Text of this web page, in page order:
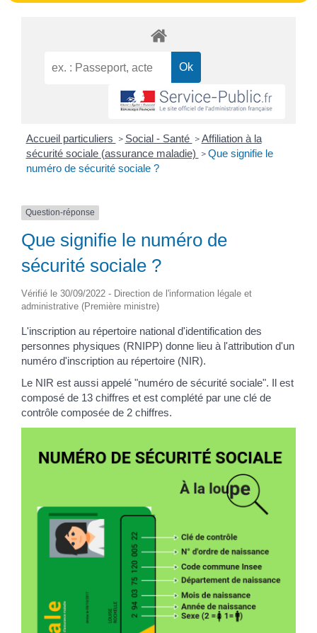
Accueil particuliers > Social - Santé > Affiliation à la
sécurité sociale (assurance maladie) > Que signifie le
numéro de sécurité sociale ?
Question-réponse
Que signifie le numéro de
sécurité sociale ?
Vérifié le 30/09/2022 - Direction de l'information légale et
administrative (Première ministre)
L'inscription au répertoire national d'identification des
personnes physiques (RNIPP) donne lieu à l'attribution d'un
numéro d'inscription au répertoire (NIR).
Le NIR est aussi appelé "numéro de sécurité sociale". Il est
composé de 13 chiffres et est complété par une clé de
contrôle composée de 2 chiffres.